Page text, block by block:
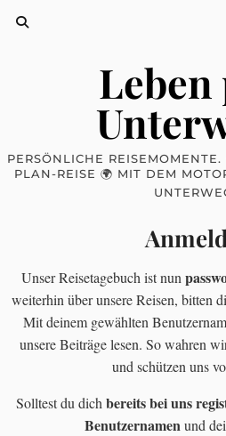
PERSÖNLICHE
PLAN-REISE 🌍 MIT DEM
Unser Reisetagebuch ist nun
weiterhin über unsere Reisen, bitten
Mit deinem gewählten
unsere Beiträge lesen. So wahren
und schützen uns
Solltest du dich bereits bei uns
Benutzernamen und